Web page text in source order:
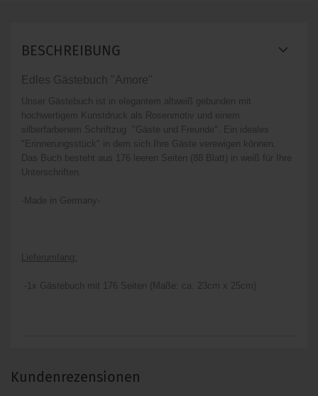
BESCHREIBUNG
Edles Gästebuch "Amore"
Unser Gästebuch ist in elegantem altweiß gebunden mit
hochwertigem Kunstdruck als Rosenmotiv und einem
silberfarbenem Schriftzug "Gäste und Freunde".
Ein ideales
"Erinnerungsstück" in dem sich Ihre Gäste verewigen können.
Das Buch besteht aus 176 leeren Seiten (88 Blatt) in weiß für Ihre
Unterschriften.
-Made in Germany-
Lieferumfang:
-1x Gästebuch mit 176 Seiten (Maße: ca. 23cm x 25cm)
Kundenrezensionen